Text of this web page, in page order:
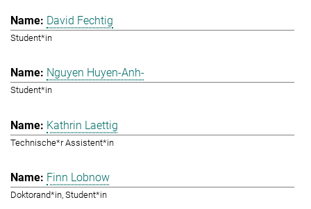
David Fechtig
Student*in
Nguyen Huyen-Anh-
Student*in
Kathrin Laettig
Technische*r Assistent*in
Finn Lobnow
Doktorand*in, Student*in